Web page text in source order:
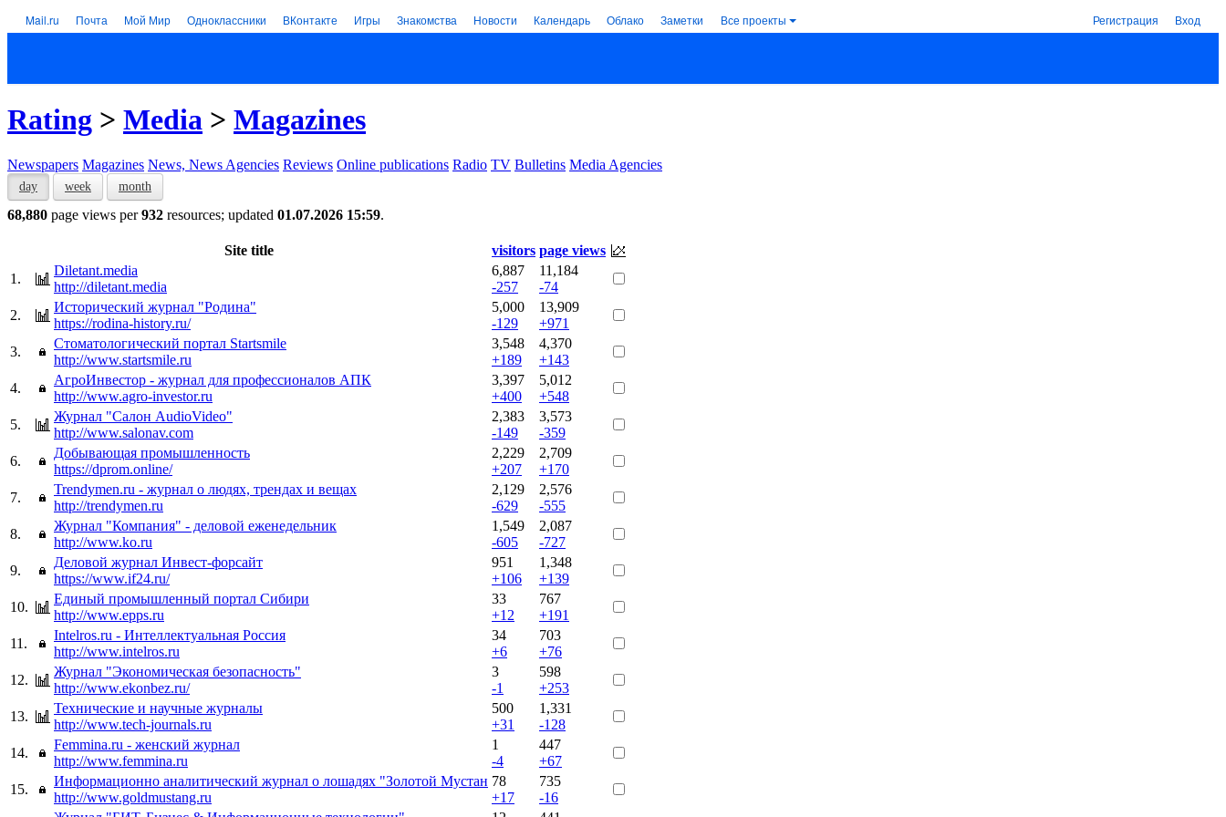
Mail.ru Почта Мой Мир Одноклассники ВКонтакте Игры Знакомства Новости Календарь Облако Заметки Все проекты Регистрация Вход
Rating > Media > Magazines
Newspapers Magazines News, News Agencies Reviews Online publications Radio TV Bulletins Media Agencies
day week month
68,880 page views per932 resources; updated 01.07.2026 15:59.
Site title visitors page views
1.
Diletant.media
http://diletant.media
6,887
-257
11,184
-74
2.
Исторический журнал "Родина"
https://rodina-history.ru/
5,000
-129
13,909
+971
3.
Стоматологический портал Startsmile
http://www.startsmile.ru
3,548
+189
4,370
+143
4.
АгроИнвестор - журнал для профессионалов АПК
http://www.agro-investor.ru
3,397
+400
5,012
+548
5.
Журнал "Салон AudioVideo"
http://www.salonav.com
2,383
-149
3,573
-359
6.
Добывающая промышленность
https://dprom.online/
2,229
+207
2,709
+170
7.
Trendymen.ru - журнал о людях, трендах и вещах
http://trendymen.ru
2,129
-629
2,576
-555
8.
Журнал "Компания" - деловой еженедельник
http://www.ko.ru
1,549
-605
2,087
-727
9.
Деловой журнал Инвест-форсайт
https://www.if24.ru/
951
+106
1,348
+139
10.
Единый промышленный портал Сибири
http://www.epps.ru
33
+12
767
+191
11.
Intelros.ru - Интеллектуальная Россия
http://www.intelros.ru
34
+6
703
+76
12.
Журнал "Экономическая безопасность"
http://www.ekonbez.ru/
3
-1
598
+253
13.
Технические и научные журналы
http://www.tech-journals.ru
500
+31
1,331
-128
14.
Femmina.ru - женский журнал
http://www.femmina.ru
1
-4
447
+67
15.
Информационно аналитический журнал о лошадях "Золотой Мустан
http://www.goldmustang.ru
78
+17
735
-16